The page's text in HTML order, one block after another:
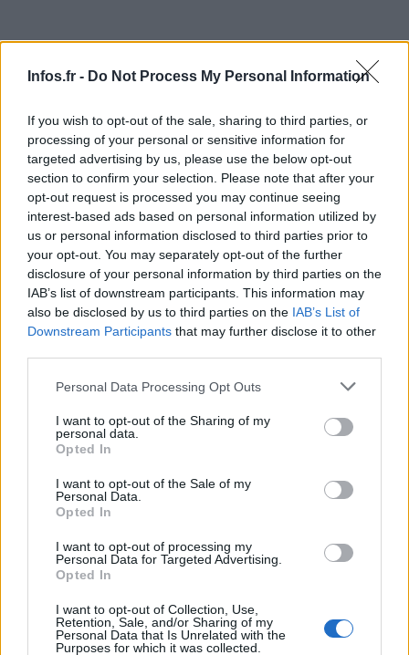
Infos.fr - Do Not Process My Personal Information
If you wish to opt-out of the sale, sharing to third parties, or
processing of your personal or sensitive information for
targeted advertising by us, please use the below opt-out
section to confirm your selection. Please note that after your
opt-out request is processed you may continue seeing
interest-based ads based on personal information utilized by
us or personal information disclosed to third parties prior to
your opt-out. You may separately opt-out of the further
disclosure of your personal information by third parties on the
IAB’s list of downstream participants. This information may
also be disclosed by us to third parties on the IAB’s List of
Downstream Participants that may further disclose it to other
Please note that this website/app uses one or more Google
not limited to your visit or usage behaviour. You may click to
grant or deny consent to Google and its third-party tags to
use your data for below specified purposes in below Google
consent section.
Personal Data Processing Opt Outs
I want to opt-out of the Sharing of my
personal data.
Opted In
I want to opt-out of the Sale of my
Personal Data.
Opted In
I want to opt-out of processing my
Personal Data for Targeted Advertising.
Opted In
I want to opt-out of Collection, Use,
Retention, Sale, and/or Sharing of my
Personal Data that Is Unrelated with the
Purposes for which it was collected.
AUTEUR
Infos.fr Unit